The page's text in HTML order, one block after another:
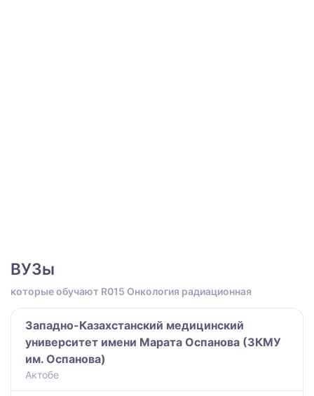
ВУЗы
которые обучают R015 Онкология радиационная
Западно-Казахстанский медицинский
университет имени Марата Оспанова (ЗКМУ
им. Оспанова)
Актобе